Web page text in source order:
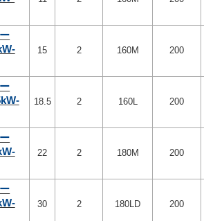
15 2 160M 200
18.5 2 160L 200
22 2 180M 200
30 2 180LD 200